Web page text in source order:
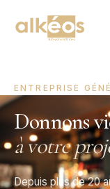
ENTREPRISE
Donnons
à votre
Depuis plus de 20